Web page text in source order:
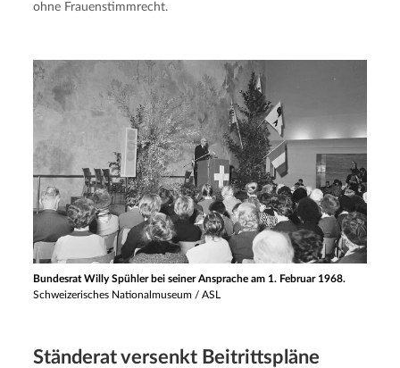
ohne Frauenstimmrecht.
Bundesrat Willy Spühler bei seiner Ansprache am 1. Februar 1968.
Schweizerisches Nationalmuseum / ASL
Ständerat versenkt Beitrittspläne